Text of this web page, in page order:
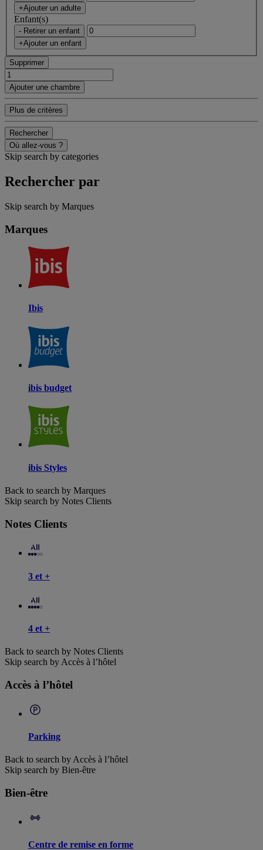
+Ajouter un adulte
Enfant(s)
- Retirer un enfant
+Ajouter un enfant
Supprimer
Ajouter une chambre
Plus de critères
Rechercher
Où allez-vous ?
Skip search by categories
Rechercher par
Skip search by Marques
Marques
Ibis
ibis budget
ibis Styles
Back to search by Marques
Skip search by Notes Clients
Notes Clients
3 et +
4 et +
Back to search by Notes Clients
Skip search by Accès à l’hôtel
Accès à l’hôtel
Parking
Back to search by Accès à l’hôtel
Skip search by Bien-être
Bien-être
Centre de remise en forme